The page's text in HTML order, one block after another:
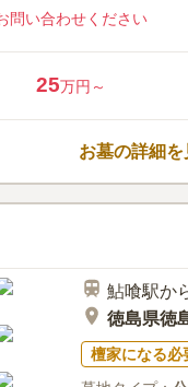
の
みんなの評価
問い合わせください
25万円～
お墓の詳細を
鮎喰駅か
徳島県徳
檀家になる必